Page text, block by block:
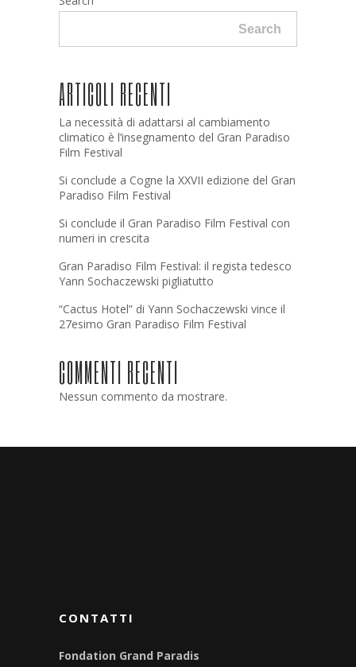
Search
ARTICOLI RECENTI
La necessità di adattarsi al cambiamento
climatico è l’insegnamento del Gran Paradiso
Film Festival
Si conclude a Cogne la XXVII edizione del Gran
Paradiso Film Festival
Si conclude il Gran Paradiso Film Festival con
numeri in crescita
Gran Paradiso Film Festival: il regista tedesco
Yann Sochaczewski pigliatutto
“Cactus Hotel” di Yann Sochaczewski vince il
27esimo Gran Paradiso Film Festival
COMMENTI RECENTI
Nessun commento da mostrare.
CONTATTI
Fondation Grand Paradis